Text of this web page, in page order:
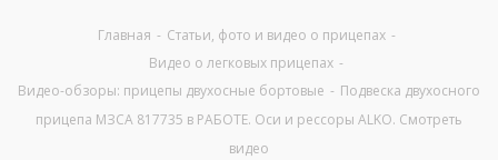
Главная - Статьи, фото и видео о прицепах -
Видео о легковых прицепах -
Видео-обзоры: прицепы двухосные бортовые - Подвеска двухосного
прицепа МЗСА 817735 в РАБОТЕ. Оси и рессоры ALKO. Смотреть
видео